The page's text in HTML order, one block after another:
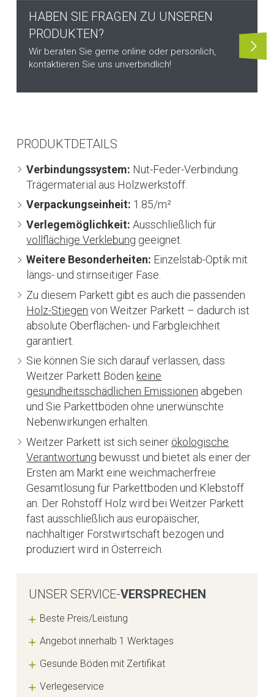
HABEN SIE FRAGEN ZU UNSEREN
PRODUKTEN?
Wir beraten Sie gerne online oder persönlich,
kontaktieren Sie uns unverbindlich!
PRODUKTDETAILS
Verbindungssystem: Nut-Feder-Verbindung.
Trägermaterial aus Holzwerkstoff.
Verpackungseinheit: 1.85/m²
Verlegemöglichkeit: Ausschließlich für
vollflächige Verklebung geeignet.
Weitere Besonderheiten: Einzelstab-Optik mit
längs- und stirnseitiger Fase.
Zu diesem Parkett gibt es auch die passenden
Holz-Stiegen von Weitzer Parkett – dadurch ist
absolute Oberflächen- und Farbgleichheit
garantiert.
Sie können Sie sich darauf verlassen, dass
Weitzer Parkett Böden keine
gesundheitsschädlichen Emissionen abgeben
und Sie Parkettböden ohne unerwünschte
Nebenwirkungen erhalten.
Weitzer Parkett ist sich seiner ökologische
Verantwortung bewusst und bietet als einer der
Ersten am Markt eine weichmacherfreie
Gesamtlösung für Parkettboden und Klebstoff
an. Der Rohstoff Holz wird bei Weitzer Parkett
fast ausschließlich aus europäischer,
nachhaltiger Forstwirtschaft bezogen und
produziert wird in Österreich.
UNSER SERVICE-VERSPRECHEN
Beste Preis/Leistung
Angebot innerhalb 1 Werktages
Gesunde Böden mit Zertifikat
Verlegeservice